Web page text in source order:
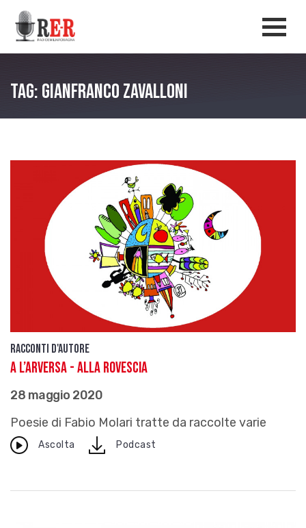
Salta al contenuto principale
Tag: Gianfranco Zavalloni
Racconti d'autore
A l’arversa - Alla rovescia
28 maggio 2020
Poesie di Fabio Molari tratte da raccolte varie
Ascolta downloadPodcast